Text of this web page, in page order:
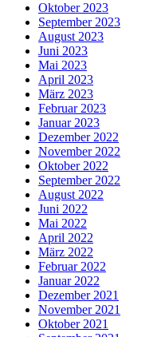
Oktober 2023
September 2023
August 2023
Juni 2023
Mai 2023
April 2023
März 2023
Februar 2023
Januar 2023
Dezember 2022
November 2022
Oktober 2022
September 2022
August 2022
Juni 2022
Mai 2022
April 2022
März 2022
Februar 2022
Januar 2022
Dezember 2021
November 2021
Oktober 2021